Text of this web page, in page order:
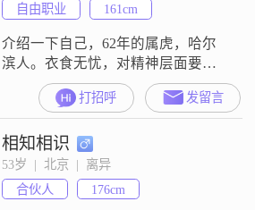
自由职业
161cm
介绍一下自己，62年的属虎，哈尔
滨人。衣食无忧，对精神层面要求
高于物质需求，不会向下兼容那
种，宁可自己孤独而不寂寞的呆
着。1.自律不仅在体重管理上，也体
现在饮食上喜欢花时间给自己做营
养餐，为自己投资，培养兴趣爱
好，并且愿意长期坚持2.性格比较温
和。没有攻击性绿色环保，无毒无
打招呼 发留言
相知相识
53岁  |  北京  |  离异
合伙人
176cm